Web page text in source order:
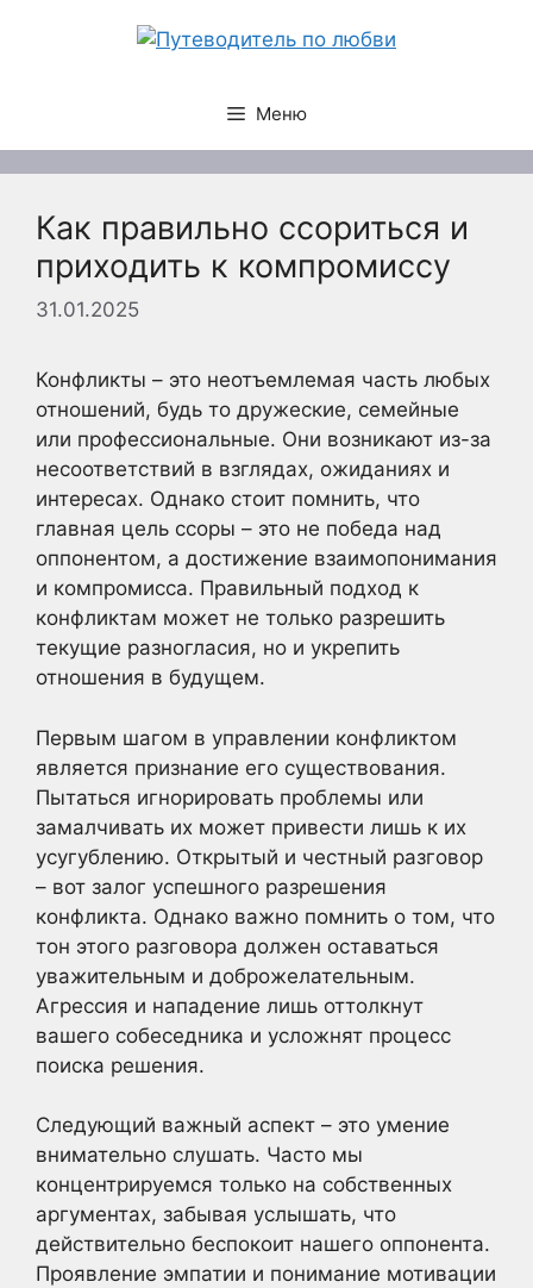
Меню
Как правильно ссориться и
приходить к компромиссу
31.01.2025
Конфликты – это неотъемлемая часть любых
отношений, будь то дружеские, семейные
или профессиональные. Они возникают из-за
несоответствий в взглядах, ожиданиях и
интересах. Однако стоит помнить, что
главная цель ссоры – это не победа над
оппонентом, а достижение взаимопонимания
и компромисса. Правильный подход к
конфликтам может не только разрешить
текущие разногласия, но и укрепить
отношения в будущем.
Первым шагом в управлении конфликтом
является признание его существования.
Пытаться игнорировать проблемы или
замалчивать их может привести лишь к их
усугублению. Открытый и честный разговор
– вот залог успешного разрешения
конфликта. Однако важно помнить о том, что
тон этого разговора должен оставаться
уважительным и доброжелательным.
Агрессия и нападение лишь оттолкнут
вашего собеседника и усложнят процесс
поиска решения.
Следующий важный аспект – это умение
внимательно слушать. Часто мы
концентрируемся только на собственных
аргументах, забывая услышать, что
действительно беспокоит нашего оппонента.
Проявление эмпатии и понимание мотивации